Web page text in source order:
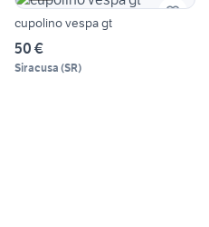
cupolino vespa gt
50 €
Siracusa (SR)